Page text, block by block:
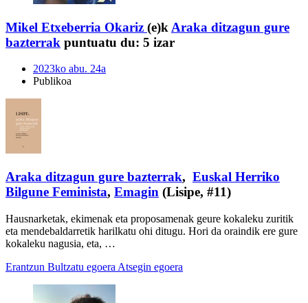
Mikel Etxeberria Okariz (e)k Araka ditzagun gure
bazterrak puntuatu du: 5 izar
2023ko abu. 24a
Publikoa
Araka ditzagun gure bazterrak, Euskal Herriko
Bilgune Feminista, Emagin (Lisipe, #11)
Hausnarketak, ekimenak eta proposamenak geure kokaleku zuritik
eta mendebaldarretik harilkatu ohi ditugu. Hori da oraindik ere gure
kokaleku nagusia, eta, …
Erantzun Bultzatu egoera Atsegin egoera